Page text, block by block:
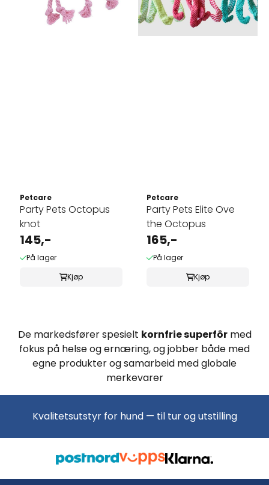
Petcare
Party Pets Octopus
knot
145,-
På lager
Kjøp
Petcare
Party Pets Elite Ove
the Octopus
165,-
På lager
Kjøp
De markedsfører spesielt kornfrie superfôrmed
fokus på helse og ernæring, og jobber både med
egne produkter og samarbeid med globale
merkevarer
Kvalitetsutstyr for hund — til tur og utstilling